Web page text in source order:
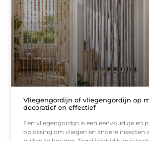
Vliegengordijn of vliegengordijn op
decoratief en effectief
Een vliegengordijn is een eenvoudige en
oplossing om vliegen en andere insecten